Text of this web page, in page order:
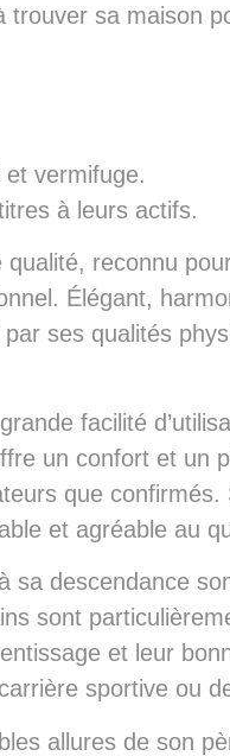
trouver sa maison
vermifuge.
à leurs actifs.
reconnu
Élégant,
ses qualités
facilité
un confort et un
que confirmés.
et agréable au
sa descendance
sont
et leur
sportive ou
allures de son